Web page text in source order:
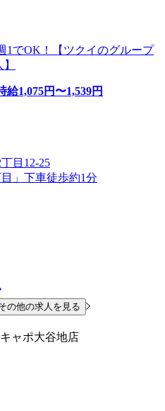
1でOK！【ツクイのグループ
給1,075円〜1,539円
目12-25
」下車徒歩約1分
の他の求人を見る
ャポ大谷地店